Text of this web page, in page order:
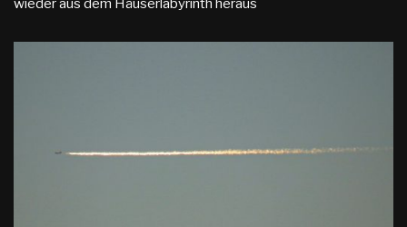
wieder aus dem Häuserlabyrinth heraus